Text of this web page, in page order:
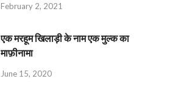
February 2, 2021
एक मरहूम खिलाड़ी के नाम एक मुल्क का
माफ़ीनामा
June 15, 2020